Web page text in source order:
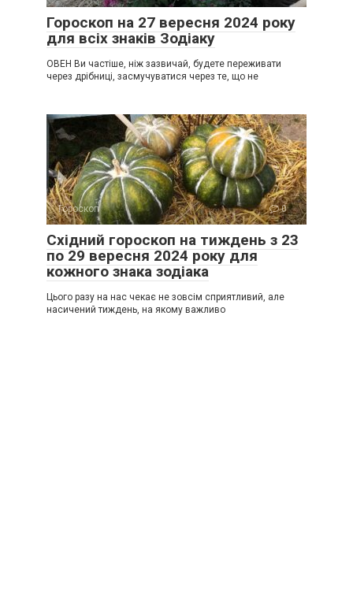
Гороскоп на 27 вересня 2024 року
для всіх знаків Зодіаку
ОВЕН Ви частіше, ніж зазвичай, будете переживати
через дрібниці, засмучуватися через те, що не
Гороскоп 0
Східний гороскоп на тиждень з 23
по 29 вересня 2024 року для
кожного знака зодіака
Цього разу на нас чекає не зовсім сприятливий, але
насичений тиждень, на якому важливо